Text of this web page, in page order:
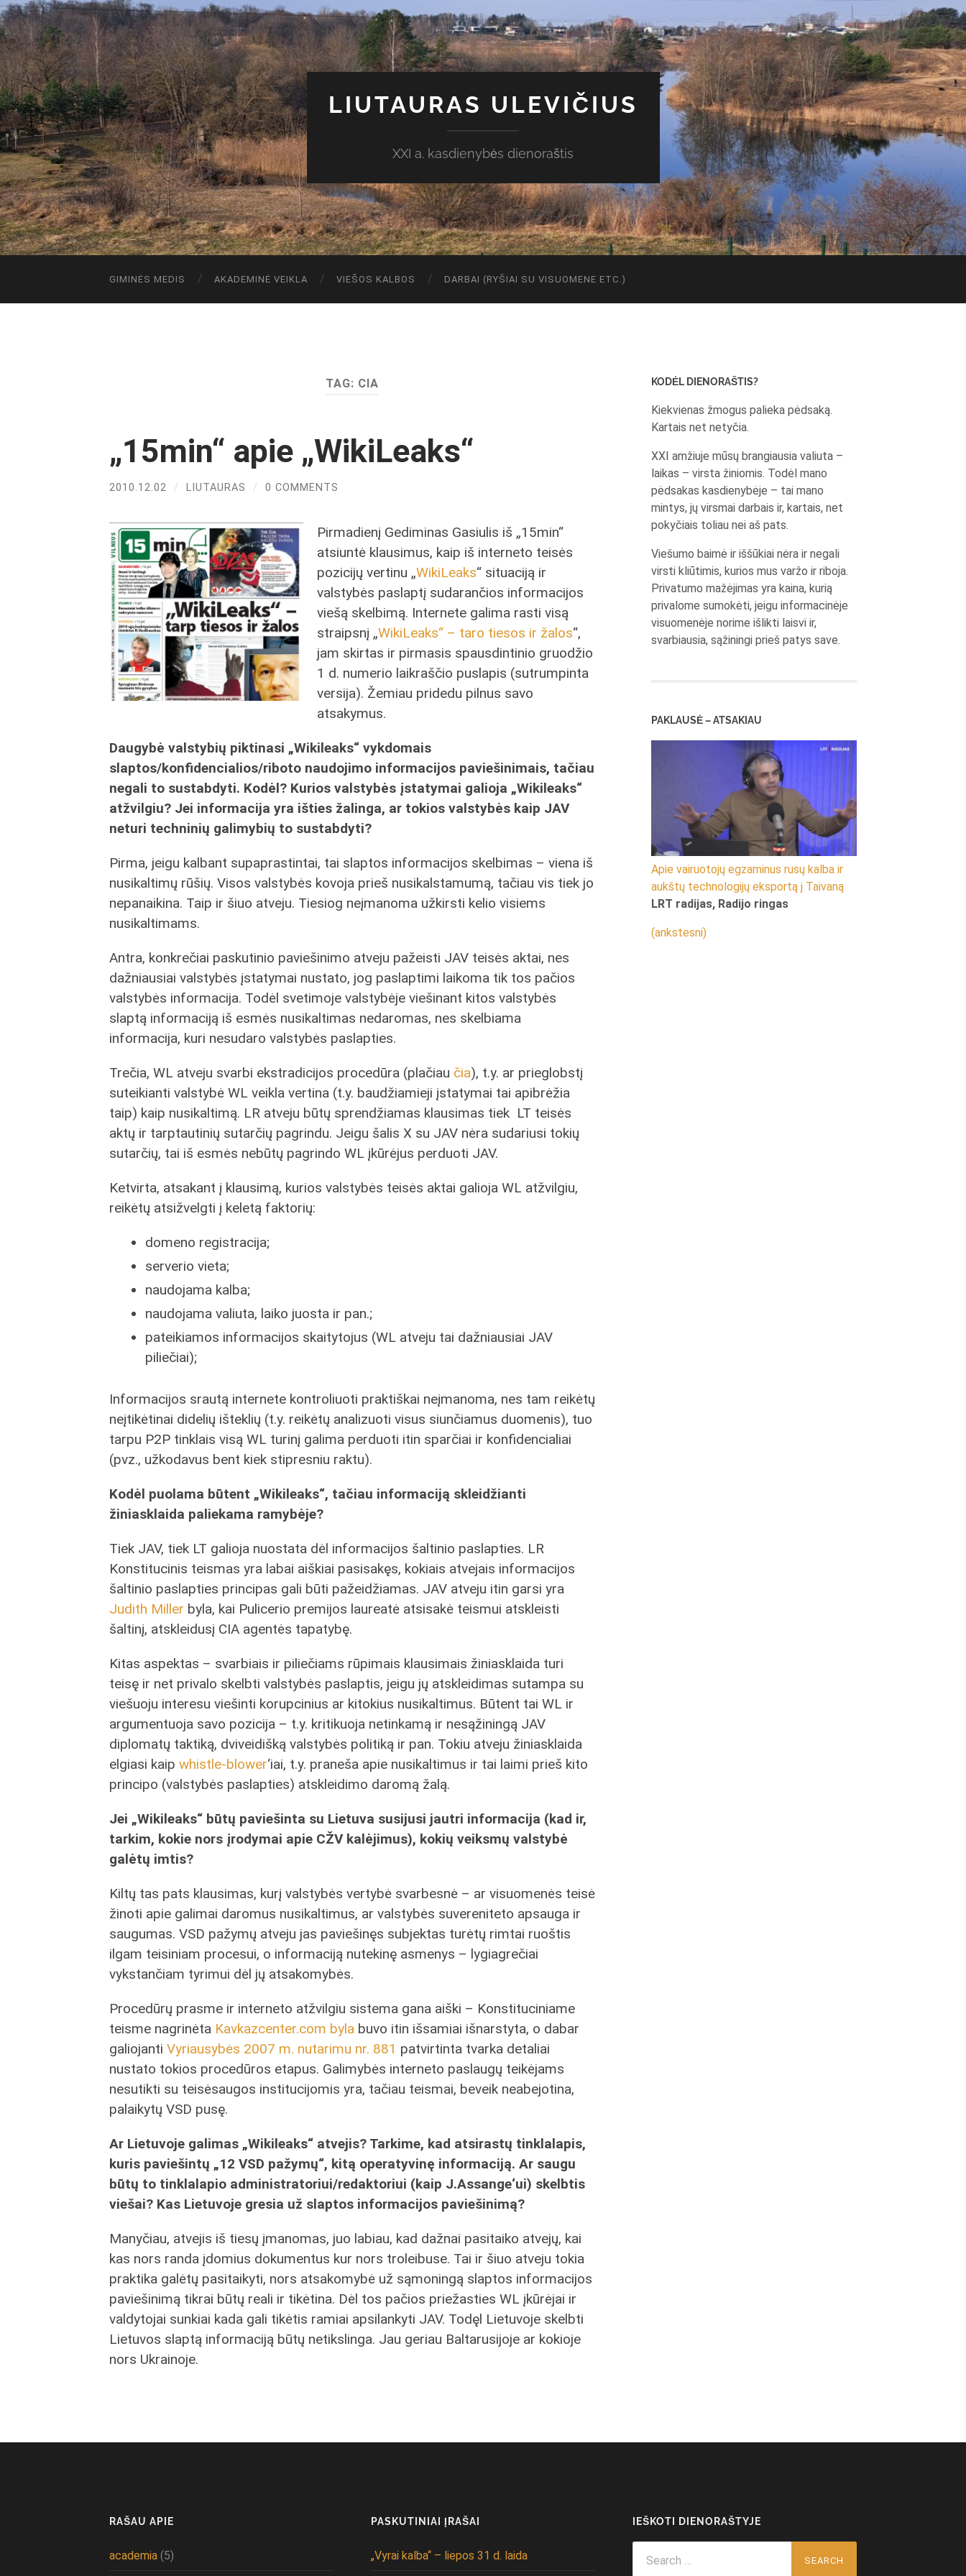
LIUTAURAS ULEVIČIUS
XXI a. kasdienybės dienoraštis
GIMINĖS MEDIS AKADEMINĖ VEIKLA VIEŠOS KALBOS DARBAI (RYŠIAI SU VISUOMENE ETC.)
TAG: CIA
„15min“ apie „WikiLeaks“
2010.12.02 / LIUTAURAS / 0 COMMENTS
Pirmadienį Gediminas Gasiulis iš „15min“
atsiuntė klausimus, kaip iš interneto teisės
pozicijų vertinu „WikiLeaks“ situaciją ir
valstybės paslaptį sudarančios informacijos
viešą skelbimą. Internete galima rasti visą
straipsnį „WikiLeaks“ – taro tiesos ir žalos“,
jam skirtas ir pirmasis spausdintinio gruodžio
1 d. numerio laikraščio puslapis (sutrumpinta
versija). Žemiau pridedu pilnus savo
atsakymus.
Daugybė valstybių piktinasi „Wikileaks“ vykdomais
slaptos/konfidencialios/riboto naudojimo informacijos paviešinimais, tačiau
negali to sustabdyti. Kodėl? Kurios valstybės įstatymai galioja „Wikileaks“
atžvilgiu? Jei informacija yra išties žalinga, ar tokios valstybės kaip JAV
neturi techninių galimybių to sustabdyti?
Pirma, jeigu kalbant supaprastintai, tai slaptos informacijos skelbimas – viena iš
nusikaltimų rūšių. Visos valstybės kovoja prieš nusikalstamumą, tačiau vis tiek jo
nepanaikina. Taip ir šiuo atveju. Tiesiog neįmanoma užkirsti kelio visiems
nusikaltimams.
Antra, konkrečiai paskutinio paviešinimo atveju pažeisti JAV teisės aktai, nes
dažniausiai valstybės įstatymai nustato, jog paslaptimi laikoma tik tos pačios
valstybės informacija. Todėl svetimoje valstybėje viešinant kitos valstybės
slaptą informaciją iš esmės nusikaltimas nedaromas, nes skelbiama
informacija, kuri nesudaro valstybės paslapties.
Trečia, WL atveju svarbi ekstradicijos procedūra (plačiau čia), t.y. ar prieglobstį
suteikianti valstybė WL veikla vertina (t.y. baudžiamieji įstatymai tai apibrėžia
taip) kaip nusikaltimą. LR atveju būtų sprendžiamas klausimas tiek LT teisės
aktų ir tarptautinių sutarčių pagrindu. Jeigu šalis X su JAV nėra sudariusi tokių
sutarčių, tai iš esmės nebūtų pagrindo WL įkūrėjus perduoti JAV.
Ketvirta, atsakant į klausimą, kurios valstybės teisės aktai galioja WL atžvilgiu,
reikėtų atsižvelgti į keletą faktorių:
domeno registracija;
serverio vieta;
naudojama kalba;
naudojama valiuta, laiko juosta ir pan.;
pateikiamos informacijos skaitytojus (WL atveju tai dažniausiai JAV
piliečiai);
Informacijos srautą internete kontroliuoti praktiškai neįmanoma, nes tam reikėtų
neįtikėtinai didelių išteklių (t.y. reikėtų analizuoti visus siunčiamus duomenis), tuo
tarpu P2P tinklais visą WL turinį galima perduoti itin sparčiai ir konfidencialiai
(pvz., užkodavus bent kiek stipresniu raktu).
Kodėl puolama būtent „Wikileaks“, tačiau informaciją skleidžianti
žiniasklaida paliekama ramybėje?
Tiek JAV, tiek LT galioja nuostata dėl informacijos šaltinio paslapties. LR
Konstitucinis teismas yra labai aiškiai pasisakęs, kokiais atvejais informacijos
šaltinio paslapties principas gali būti pažeidžiamas. JAV atveju itin garsi yra
Judith Miller byla, kai Pulicerio premijos laureatė atsisakė teismui atskleisti
šaltinį, atskleidusį CIA agentės tapatybę.
Kitas aspektas – svarbiais ir piliečiams rūpimais klausimais žiniasklaida turi
teisę ir net privalo skelbti valstybės paslaptis, jeigu jų atskleidimas sutampa su
viešuoju interesu viešinti korupcinius ar kitokius nusikaltimus. Būtent tai WL ir
argumentuoja savo pozicija – t.y. kritikuoja netinkamą ir nesąžiningą JAV
diplomatų taktiką, dviveidišką valstybės politiką ir pan. Tokiu atveju žiniasklaida
elgiasi kaip whistle-blower‘iai, t.y. praneša apie nusikaltimus ir tai laimi prieš kito
principo (valstybės paslapties) atskleidimo daromą žalą.
Jei „Wikileaks“ būtų paviešinta su Lietuva susijusi jautri informacija (kad ir,
tarkim, kokie nors įrodymai apie CŽV kalėjimus), kokių veiksmų valstybė
galėtų imtis?
Kiltų tas pats klausimas, kurį valstybės vertybė svarbesnė – ar visuomenės teisė
žinoti apie galimai daromus nusikaltimus, ar valstybės suvereniteto apsauga ir
saugumas. VSD pažymų atveju jas paviešinęs subjektas turėtų rimtai ruoštis
ilgam teisiniam procesui, o informaciją nutekinę asmenys – lygiagrečiai
vykstančiam tyrimui dėl jų atsakomybės.
Procedūrų prasme ir interneto atžvilgiu sistema gana aiški – Konstituciniame
teisme nagrinėta Kavkazcenter.com byla buvo itin išsamiai išnarstyta, o dabar
galiojanti Vyriausybės 2007 m. nutarimu nr. 881 patvirtinta tvarka detaliai
nustato tokios procedūros etapus. Galimybės interneto paslaugų teikėjams
nesutikti su teisėsaugos institucijomis yra, tačiau teismai, beveik neabejotina,
palaikytų VSD pusę.
Ar Lietuvoje galimas „Wikileaks“ atvejis? Tarkime, kad atsirastų tinklalapis,
kuris paviešintų „12 VSD pažymų“, kitą operatyvinę informaciją. Ar saugu
būtų to tinklalapio administratoriui/redaktoriui (kaip J.Assange‘ui) skelbtis
viešai? Kas Lietuvoje gresia už slaptos informacijos paviešinimą?
Manyčiau, atvejis iš tiesų įmanomas, juo labiau, kad dažnai pasitaiko atvejų, kai
kas nors randa įdomius dokumentus kur nors troleibuse. Tai ir šiuo atveju tokia
praktika galėtų pasitaikyti, nors atsakomybė už sąmoningą slaptos informacijos
paviešinimą tikrai būtų reali ir tikėtina. Dėl tos pačios priežasties WL įkūrėjai ir
valdytojai sunkiai kada gali tikėtis ramiai apsilankyti JAV. Todęl Lietuvoje skelbti
Lietuvos slaptą informaciją būtų netikslinga. Jau geriau Baltarusijoje ar kokioje
nors Ukrainoje.
KODĖL DIENORAŠTIS?
Kiekvienas žmogus palieka pėdsaką.
Kartais net netyčia.
XXI amžiuje mūsų brangiausia valiuta –
laikas – virsta žiniomis. Todėl mano
pėdsakas kasdienybėje – tai mano
mintys, jų virsmai darbais ir, kartais, net
pokyčiais toliau nei aš pats.
Viešumo baimė ir iššūkiai nėra ir negali
virsti kliūtimis, kurios mus varžo ir riboja.
Privatumo mažėjimas yra kaina, kurią
privalome sumokėti, jeigu informacinėje
visuomenėje norime išlikti laisvi ir,
svarbiausia, sąžiningi prieš patys save.
PAKLAUSĖ – ATSAKIAU
Apie vairuotojų egzaminus rusų kalba ir
aukštų technologijų eksportą į Taivaną
LRT radijas, Radijo ringas
(ankstesni)
RAŠAU APIE
academia (5)
PASKUTINIAI ĮRAŠAI
„Vyrai kalba“ – liepos 31 d. laida
IEŠKOTI DIENORAŠTYJE
for: